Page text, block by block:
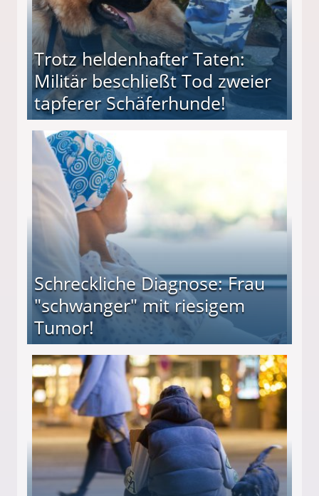
Trotz heldenhafter Taten:
Militär beschließt Tod zweier
tapferer Schäferhunde!
Tod zweier tapferer Schäferhunde!
Schreckliche Diagnose: Frau
"schwanger" mit riesigem
Tumor!
mit riesigem Tumor!